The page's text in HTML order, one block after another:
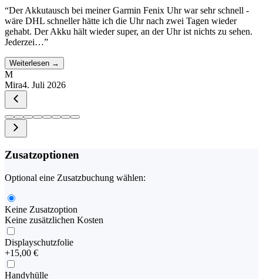
“Der Akkutausch bei meiner Garmin Fenix Uhr war sehr schnell -
wäre DHL schneller hätte ich die Uhr nach zwei Tagen wieder
gehabt. Der Akku hält wieder super, an der Uhr ist nichts zu sehen.
Jederzei…”
Weiterlesen →
M
Mira4. Juli 2026
Zusatzoptionen
Optional eine Zusatzbuchung wählen:
Keine Zusatzoption
Keine zusätzlichen Kosten
Displayschutzfolie
+15,00 €
Handyhülle